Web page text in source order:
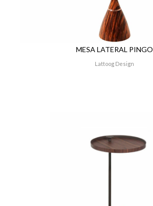
MESA LATERAL PINGO
Lattoog Design